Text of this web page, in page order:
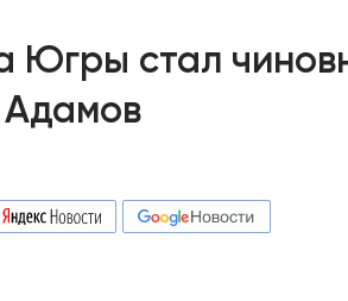
СПОРТ
Югры стал
Адамов